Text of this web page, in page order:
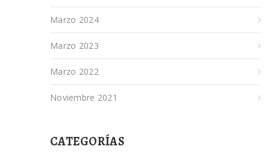
Marzo 2024
Marzo 2023
Marzo 2022
Noviembre 2021
CATEGORÍAS